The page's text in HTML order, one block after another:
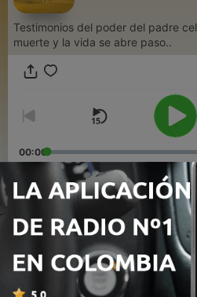
Testimonios del poder del padre
muerte y la vida se abre paso..
00:00
En ti confío
06 feb. 2021